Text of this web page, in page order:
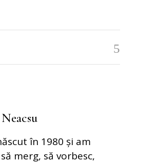
în 1980 și am
merg, să vorbesc,